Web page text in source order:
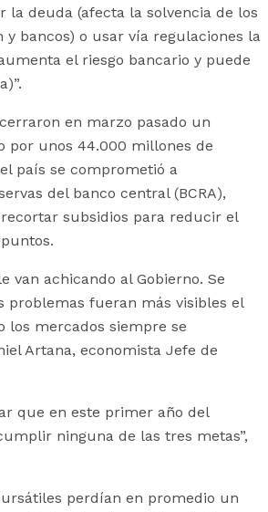
la deuda (afecta la solvencia de los
y bancos) o usar vía regulaciones la
el riesgo bancario y puede
en marzo pasado un
por unos 44.000 millones de
país se comprometió a
del banco central (BCRA),
subsidios para reducir el
van achicando al Gobierno. Se
problemas fueran más visibles el
los mercados siempre se
Artana, economista Jefe de
que en este primer año del
ninguna de las tres metas”,
perdían en promedio un